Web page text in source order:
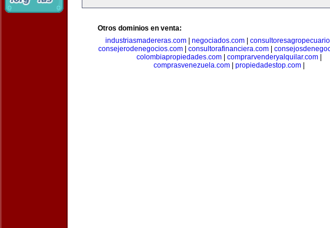
Otros dominios en venta:
industriasmadereras.com
negociados.com
consejerodenegocios.com
consultorafinanciera.com
colombiapropiedades.com| comprarvenderyalquilar.com|
comprasvenezuela.com| propiedadestop.com|